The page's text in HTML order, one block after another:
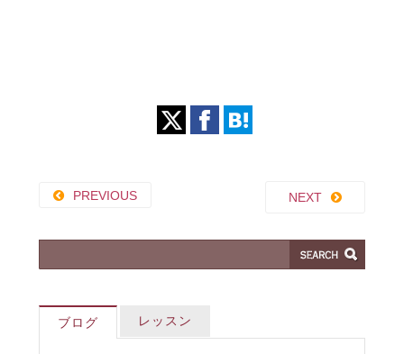
PREVIOUS NEXT
ブログ レッスン